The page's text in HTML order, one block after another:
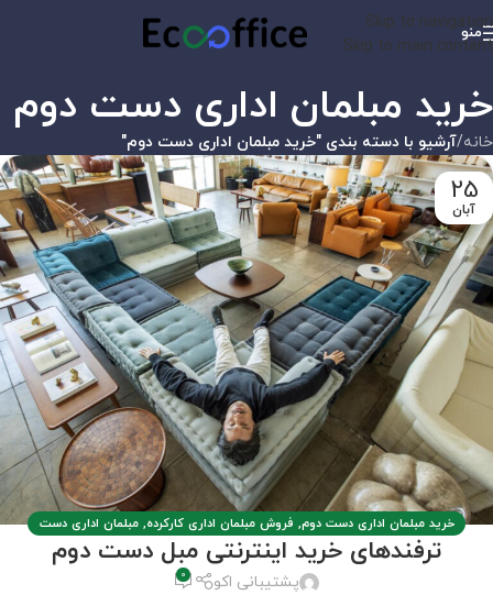
Skip to navigation
Skip to main content
منو
خرید مبلمان اداری دست دوم
خانه/آرشیو با دسته بندی "خرید مبلمان اداری دست دوم"
25
آبان
خرید مبلمان اداری دست دوم, فروش مبلمان اداری کارکرده,مبلمان اداری دست
دوم,مطالب
ترفندهای خرید اینترنتی مبل دست دوم
پشتیبانی اکو 0